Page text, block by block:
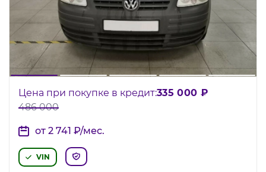
Цена при покупке в кредит:335 000 ₽
486 000
от 2 741 ₽/мес.
VIN